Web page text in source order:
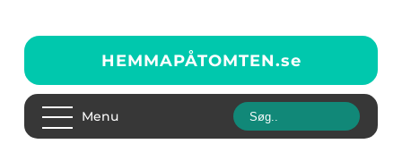
HEMMAPÅTOMTEN.se
Menu